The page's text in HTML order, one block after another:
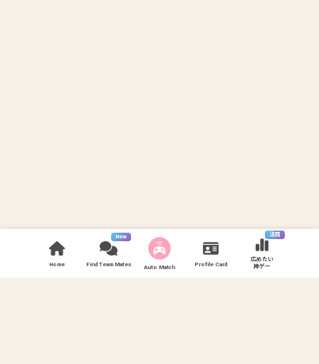
Home
New
Find Team Mates Auto Match Profile Card
注目
広めたい
神ゲー